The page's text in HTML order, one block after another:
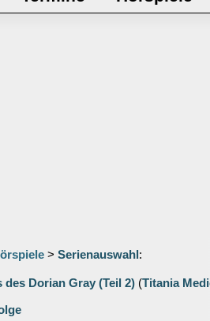
> Serienauswahl :
des Dorian Gray (Teil 2) (Titania